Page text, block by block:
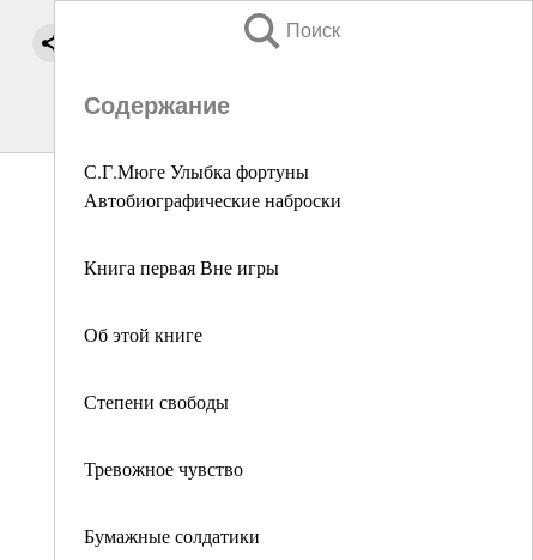
Поиск
Содержание
С.Г.Мюге Улыбка фортуны
Автобиографические наброски
Книга первая Вне игры
Об этой книге
Степени свободы
Тревожное чувство
Бумажные солдатики